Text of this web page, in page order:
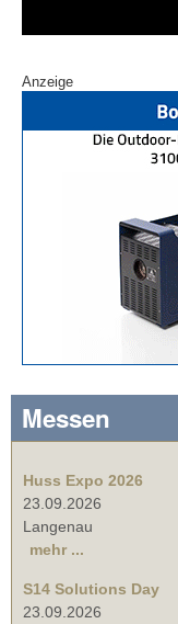
Anzeige
Messen
Huss Expo 2026
23.09.2026
Langenau
mehr ...
S14 Solutions Day
23.09.2026